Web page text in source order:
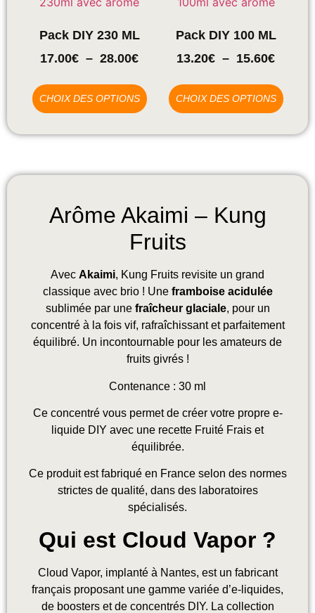
Pack DIY 230 ML
17.00€ – 28.00€
CHOIX DES OPTIONS
Pack DIY 100 ML
13.20€ – 15.60€
CHOIX DES OPTIONS
Arôme Akaimi – Kung
Fruits
Avec Akaimi, Kung Fruits revisite un grand
classique avec brio ! Une framboise acidulée
sublimée par une fraîcheur glaciale, pour un
concentré à la fois vif, rafraîchissant et parfaitement
équilibré. Un incontournable pour les amateurs de
fruits givrés !
Contenance : 30 ml
Ce concentré vous permet de créer votre propre e-
liquide DIY avec une recette Fruité Frais et
équilibrée.
Ce produit est fabriqué en France selon des normes
strictes de qualité, dans des laboratoires
spécialisés.
Qui est Cloud Vapor ?
Cloud Vapor, implanté à Nantes, est un fabricant
français proposant une gamme variée d’e-liquides,
de boosters et de concentrés DIY. La collection